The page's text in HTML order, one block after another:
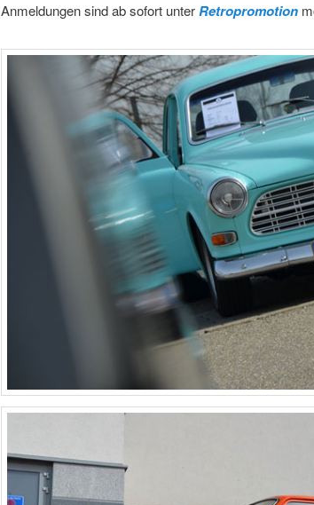
Anmeldungen sind ab sofort unterRetropromotion